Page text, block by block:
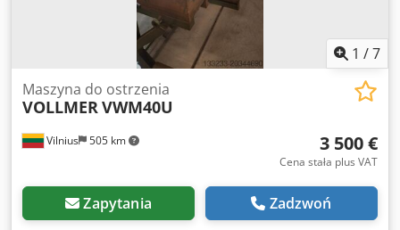
1 /7
Vilnius 505 km
Maszyna do ostrzenia
VOLLMER VWM40U
3 500 €
Cena stała plus VAT
Zapytania Zadzwoń